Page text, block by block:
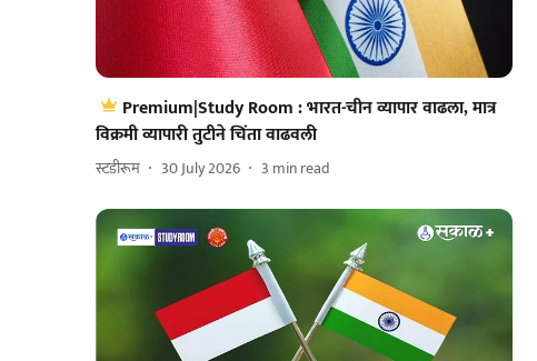
Premium|Study Room : भारत-चीन व्यापार वाढला, मात्र
विक्रमी व्यापारी तुटीने चिंता वाढवली
स्टडीरूम 30 July 2026 3 min read